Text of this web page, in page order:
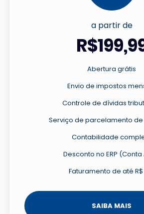
a partir de
Abertura grátis
Envio de impostos
Controle de dívidas
Serviço de parcelamento
Contabilidade
Desconto no ERP (Conta
Faturamento de até R$
SAIBA MAIS